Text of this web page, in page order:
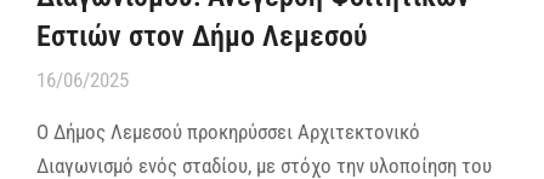
Εστιών στον Δήμο Λεμεσού
16/06/2025
Ο Δήμος Λεμεσού προκηρύσσει Αρχιτεκτονικό
Διαγωνισμό ενός σταδίου, με στόχο την υλοποίηση του